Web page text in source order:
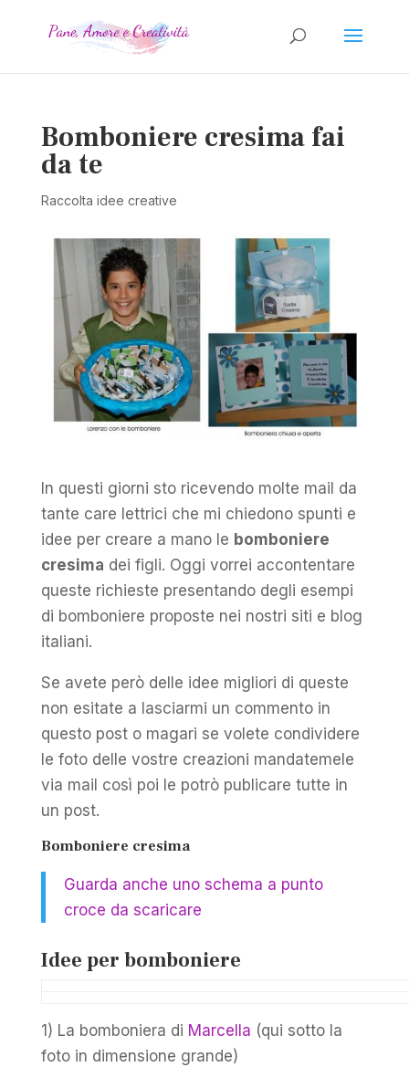
Bomboniere cresima fai
da te
Raccolta idee creative
In questi giorni sto ricevendo molte mail da
tante care lettrici che mi chiedono spunti e
idee per creare a mano le bomboniere
cresima dei figli. Oggi vorrei accontentare
queste richieste presentando degli esempi
di bomboniere proposte nei nostri siti e blog
italiani.
Se avete però delle idee migliori di queste
non esitate a lasciarmi un commento in
questo post o magari se volete condividere
le foto delle vostre creazioni mandatemele
via mail così poi le potrò publicare tutte in
un post.
Bomboniere cresima
Guarda anche uno schema a punto
croce da scaricare
Idee per bomboniere
1) La bomboniera di Marcella (qui sotto la
foto in dimensione grande)